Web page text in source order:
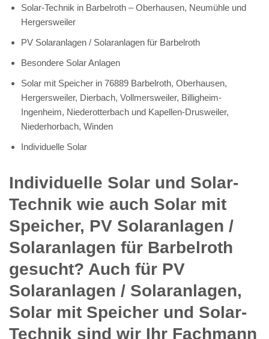
Solar-Technik in Barbelroth – Oberhausen, Neumühle und
Hergersweiler
PV Solaranlagen / Solaranlagen für Barbelroth
Besondere Solar Anlagen
Solar mit Speicher in 76889 Barbelroth, Oberhausen,
Hergersweiler, Dierbach, Vollmersweiler, Billigheim-
Ingenheim, Niederotterbach und Kapellen-Drusweiler,
Niederhorbach, Winden
Individuelle Solar
Individuelle Solar und Solar-
Technik wie auch Solar mit
Speicher, PV Solaranlagen /
Solaranlagen für Barbelroth
gesucht? Auch für PV
Solaranlagen / Solaranlagen,
Solar mit Speicher und Solar-
Technik sind wir Ihr Fachmann